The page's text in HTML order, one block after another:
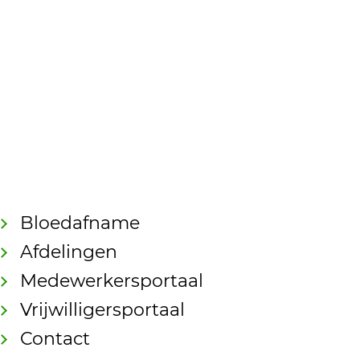
Bloedafname
Afdelingen
Medewerkersportaal
Vrijwilligersportaal
Contact